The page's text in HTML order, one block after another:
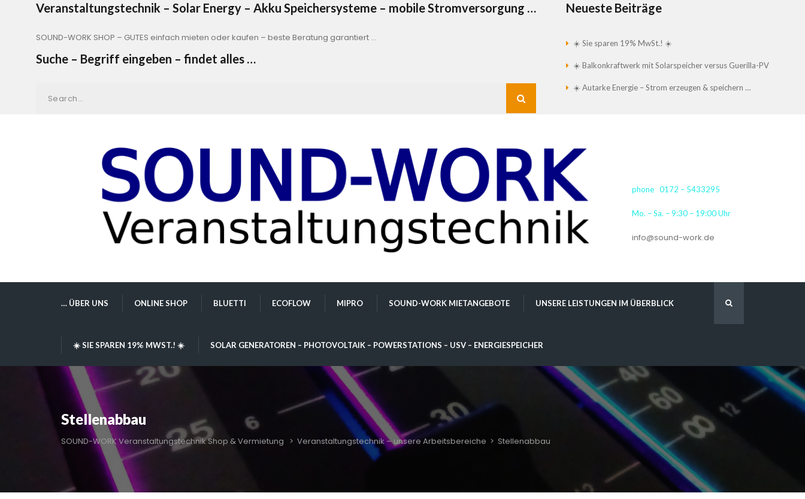
Veranstaltungstechnik – Solar Energy – Akku Speichersysteme – mobile Stromversorgung …
SOUND-WORK SHOP – GUTES einfach mieten oder kaufen – beste Beratung garantiert …
Suche – Begriff eingeben – findet alles …
Neueste Beiträge
☀️ Sie sparen 19% MwSt.! ☀️
☀️ Balkonkraftwerk mit Solarspeicher versus Guerilla-PV
☀️ Autarke Energie – Strom erzeugen & speichern …
phone 0172 – 5433295
Mo. – Sa. – 9:30 – 19:00 Uhr
info@sound-work.de
… ÜBER UNS ONLINE SHOP BLUETTI ECOFLOW MIPRO SOUND-WORK MIETANGEBOTE UNSERE LEISTUNGEN IM ÜBERBLICK
☀️ SIE SPAREN 19% MWST.! ☀️ SOLAR GENERATOREN – PHOTOVOLTAIK – POWERSTATIONS – USV – ENERGIESPEICHER
Stellenabbau
SOUND-WORK Veranstaltungstechnik Shop & Vermietung > Veranstaltungstechnik – unsere Arbeitsbereiche > Stellenabbau